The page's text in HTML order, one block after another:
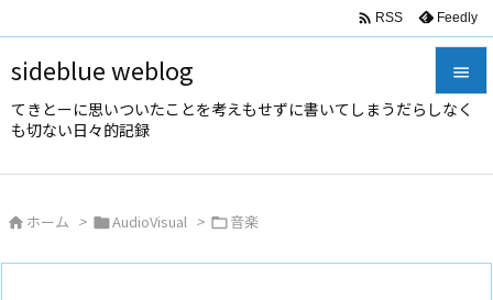
sideblue weblog
てきとーに思いついたことを考えもせずに書いてしまうだらしなく
も切ない日々的記録



 RSS Feedly
 ホーム > AudioVisual > 音楽